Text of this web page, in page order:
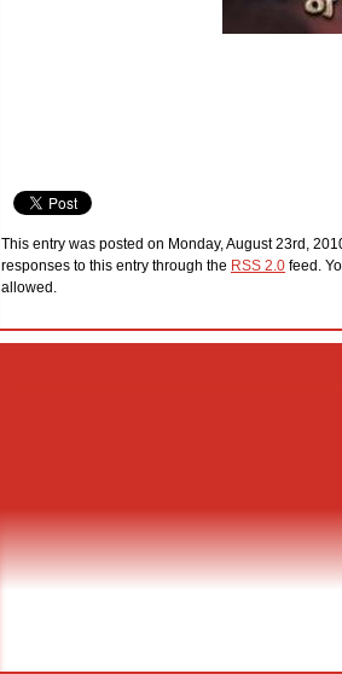
This entry was posted on Monday, August 23rd,
responses to this entry through the RSS 2.0 feed.
allowed.